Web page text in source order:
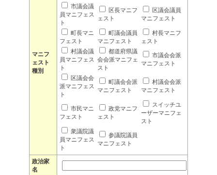
マニフ
ェスト
種別
市議会議
員マニフェス
ト
区長マニフ
ェスト
区議会議員
マニフェスト
町長マニ
フェスト
町議会議員
マニフェスト
村長マニフ
ェスト
村議会議
員マニフェス
ト
都道府県議
会会派マニフェ
スト
市議会会派
マニフェスト
区議会会
派マニフェス
ト
町議会会派
マニフェスト
村議会会派
マニフェスト
市民マニ
フェスト
政党マニフ
ェスト
スイッチユ
ーザーマニフェ
スト
衆議院議
員マニフェス
ト
参議院議員
マニフェスト
政治家
名